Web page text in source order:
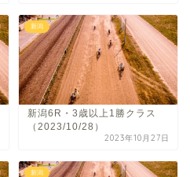
新潟
新潟6R・3歳以上1勝クラス
（2023/10/28）
2023年10月27日
新潟